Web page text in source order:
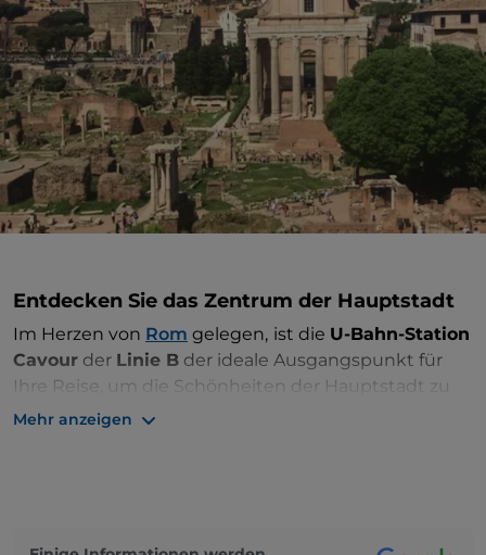
Entdecken Sie das Zentrum der Hauptstadt
Im Herzen von Rom gelegen, ist die U-Bahn-Station
Cavour der Linie B der ideale Ausgangspunkt für
Ihre Reise, um die Schönheiten der Hauptstadt zu
entdecken. Steigen Sie aus der U-Bahn aus und
Stadt zu einer der beliebtesten und
Mehr anzeigen